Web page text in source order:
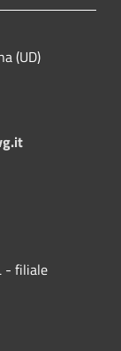
(UD)
- filiale